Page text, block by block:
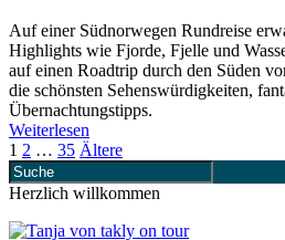
Auf einer Südnorwegen Rundreise
Highlights wie Fjorde, Fjelle und
auf einen Roadtrip durch den Süden
die schönsten Sehenswürdigkeiten,
Übernachtungstipps.
Weiterlesen
1 2 … 35 Ältere
Herzlich willkommen